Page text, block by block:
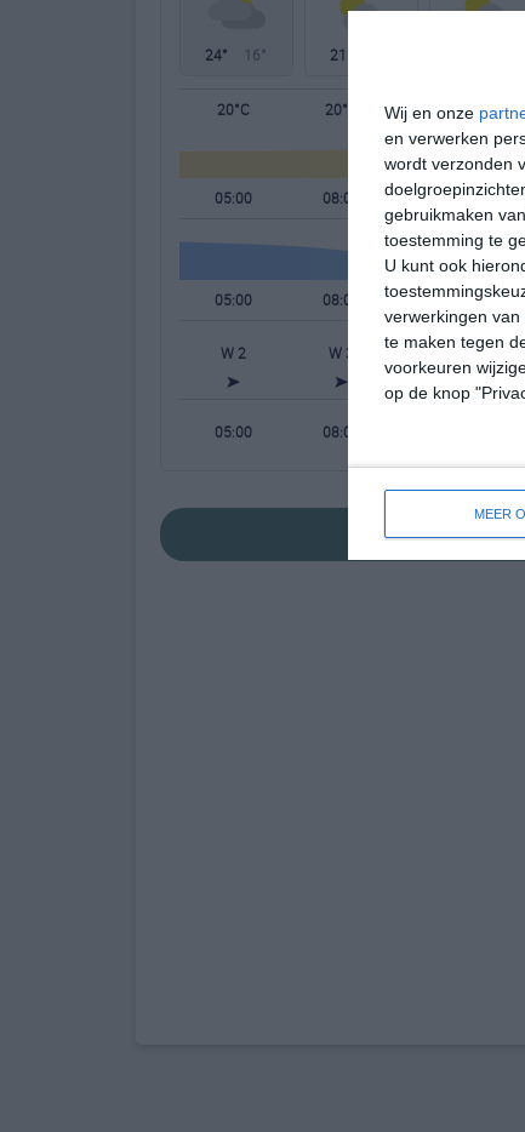
Wij en onze
en verwerken
wordt verzonden
gebruikmaken
toestemming te
U kunt ook
verwerkingen
te maken tegen
voorkeuren
op de knop
MEER
24° 16° 21°
20°C 20°C 22°C
05:00 08:00 11:00
05:00 08:00 11:00
W 2 W 3 W 3
05:00 08:00
bekijk de